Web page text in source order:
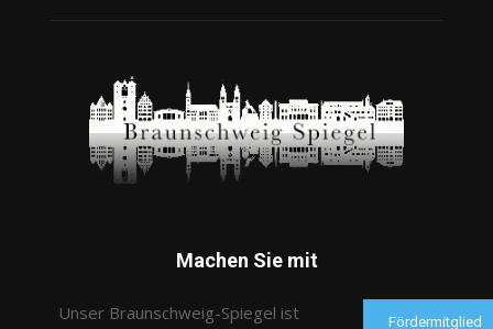
Machen Sie mit
Unser Braunschweig-Spiegel ist
Fördermitglied